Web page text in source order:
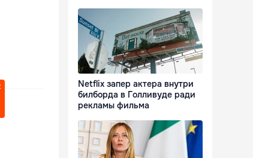
Netflix запер актера внутри
билборда в Голливуде ради
рекламы фильма